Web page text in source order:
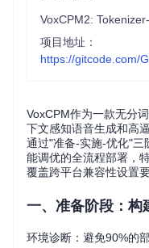
项目地址：
https://gitcode.com/
VoxCPM作为一款无分
下文感知语音生成和高
通过"准备-实施-优化"三
能调优的全流程部署，
覆盖跨平台兼容性设置要
一、准备阶段：构
环境诊断：避免90%的